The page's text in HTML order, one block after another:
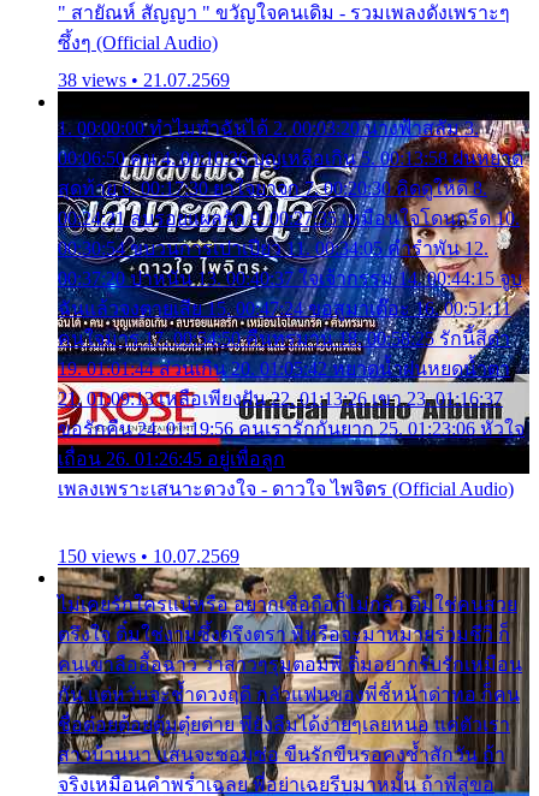
" สายัณห์ สัญญา " ขวัญใจคนเดิม - รวมเพลงดังเพราะๆ
ซึ้งๆ (Official Audio)
38 views • 21.07.2569
1. 00:00:00 ทำไมทำฉันได้ 2. 00:03:20 นางฟ้าสลัม 3.
00:06:50 คน 4. 00:10:36 บุญเหลือเกิน 5. 00:13:58 ฝนหยาด
สุดท้าย 6. 00:17:30 ยาใจยาจก 7. 00:20:30 คิดดูให้ดี 8.
00:24:21 ลบรอยแผลรัก 9. 00:27:35 เหมือนใจโดนกรีด 10.
00:30:54 ขบวนการเปาเปียว 11. 00:34:05 คำรำพัน 12.
00:37:20 ปาหนัน 13. 00:40:37 ใจเจ้ากรรม 14. 00:44:15 จูบ
ฉันแล้วจงตายเสีย 15. 00:47:24 ขอสูมาเต๊อะ 16. 00:51:11
คนใจมาร 17. 00:54:50 คืนทรมาน 18. 00:58:25 รักนี้สีดำ
19. 01:01:44 ส่วนเกิน 20. 01:05:42 หยาดน้ำฝนหยดน้ำตา
21. 01:09:13 เหลือเพียงฝัน 22. 01:13:26 เขา 23. 01:16:37
ขอรักคืน 24. 01:19:56 คนเรารักกันยาก 25. 01:23:06 หัวใจ
เถื่อน 26. 01:26:45 อยู่เพื่อลูก
เพลงเพราะเสนาะดวงใจ - ดาวใจ ไพจิตร (Official Audio)
150 views • 10.07.2569
ไม่เคยรักใครแน่หรือ อยากเชื่อถือก็ไม่กล้า ติ๋มใช่คนสวย
ตรึงใจ ติ๋มใช่งามซึ้งตรึงตรา พี่หรือจะมาหมายร่วมชีวี ก็
คนเขาลืออื้อฉาว ว่าสาวๆรุมตอมพี่ ติ๋มอยากรับรักเหมือน
กัน แต่หวั่นจะช้ำดวงฤดี กลัวแฟนของพี่ชี้หน้าด่าทอ ก็คน
ชื่อต๋อยต้อยตุ้มตุ๋ยต่าย พี่ยังลืมได้ง่ายๆเลยหนอ แค่ตัวเรา
สาวบ้านนา แสนจะซอมซ่อ ขืนรักขืนรอคงช้ำสักวัน ถ้า
จริงเหมือนคำพร่ำเฉลย พี่อย่าเฉยรีบมาหมั้น ถ้าพี่สู่ขอ